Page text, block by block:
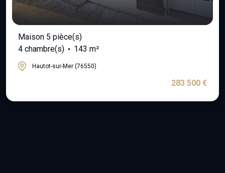
Maison 5 pièce(s)
4 chambre(s)
143 m²
Hautot-sur-Mer (76550)
283 500 €